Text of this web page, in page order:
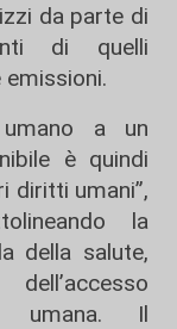
da parte di
di quelli
a un
è quindi
diritti umani”,
la
della salute,
umana. Il